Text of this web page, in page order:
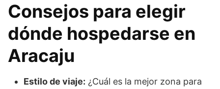
Consejos para elegir
dónde hospedarse en
Aracaju
Estilo de viaje: ¿Cuál es la mejor zona para